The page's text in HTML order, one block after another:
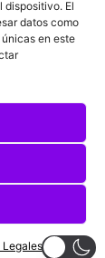
dispositivo. El
datos como
en este
Legales